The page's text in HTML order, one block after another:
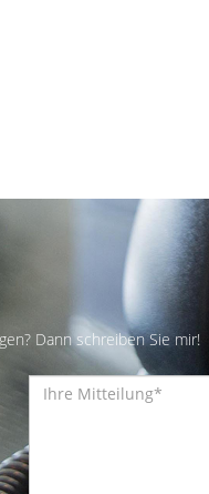
Dann schreiben Sie mir!